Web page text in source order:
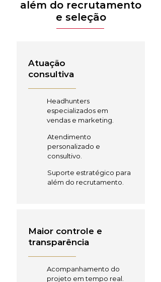
além do recrutamento
e seleção
Atuação
consultiva
Headhunters
especializados em
vendas e marketing.
Atendimento
personalizado e
consultivo.
Suporte estratégico para
além do recrutamento.
Maior controle e
transparência
Acompanhamento do
projeto em tempo real.